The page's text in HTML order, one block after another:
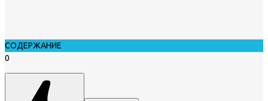
СОДЕРЖАНИЕ
0